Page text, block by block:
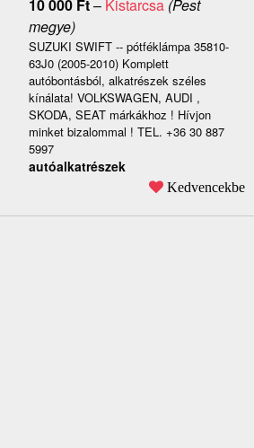
10 000 Ft– Kistarcsa(Pest
megye)
SUZUKI SWIFT -- pótféklámpa 35810-
63J0 (2005-2010) Komplett
autóbontásból, alkatrészek széles
kínálata! VOLKSWAGEN, AUDI ,
SKODA, SEAT márkákhoz ! Hívjon
minket bizalommal ! TEL. +36 30 887
5997
autóalkatrészek
Kedvencekbe